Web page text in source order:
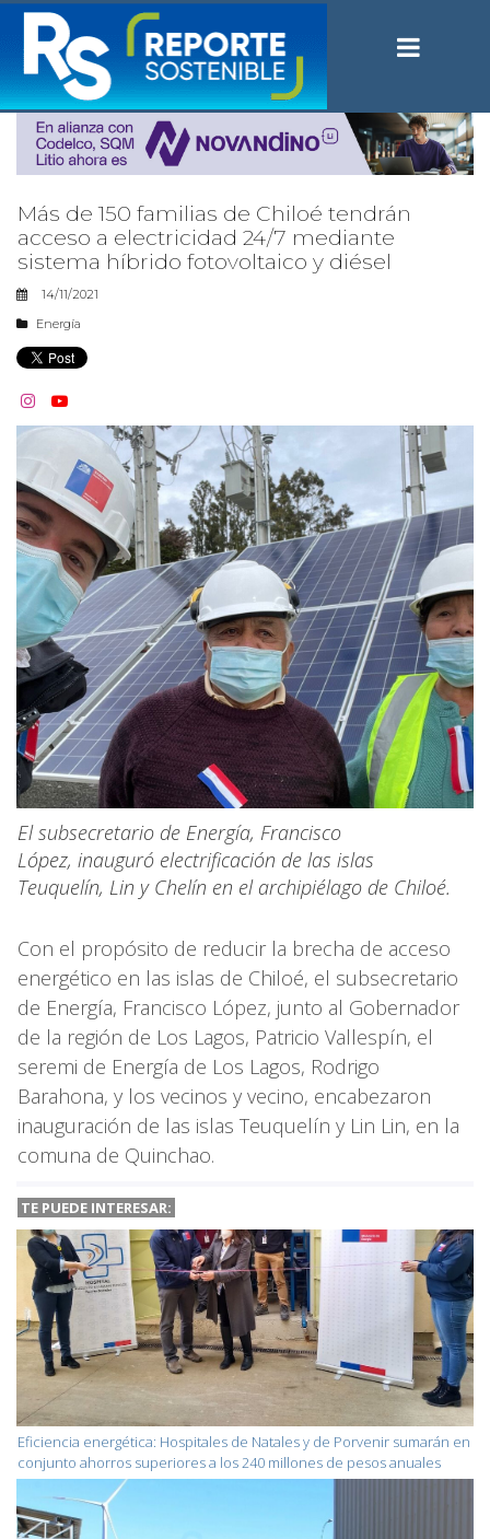
Más de 150 familias de Chiloé tendrán
acceso a electricidad 24/7 mediante
sistema híbrido fotovoltaico y diésel
14/11/2021
Energía
 
El subsecretario de Energía, Francisco
López, inauguró electrificación de las islas
Teuquelín, Lin y Chelín en el archipiélago de Chiloé.
Con el propósito de reducir la brecha de acceso
energético en las islas de Chiloé, el subsecretario
de Energía, Francisco López, junto al Gobernador
de la región de Los Lagos, Patricio Vallespín, el
seremi de Energía de Los Lagos, Rodrigo
Barahona, y los vecinos y vecino, encabezaron
inauguración de las islas Teuquelín y Lin Lin, en la
comuna de Quinchao.
TE PUEDE INTERESAR:
Eficiencia energética: Hospitales de Natales y de Porvenir sumarán en
conjunto ahorros superiores a los 240 millones de pesos anuales